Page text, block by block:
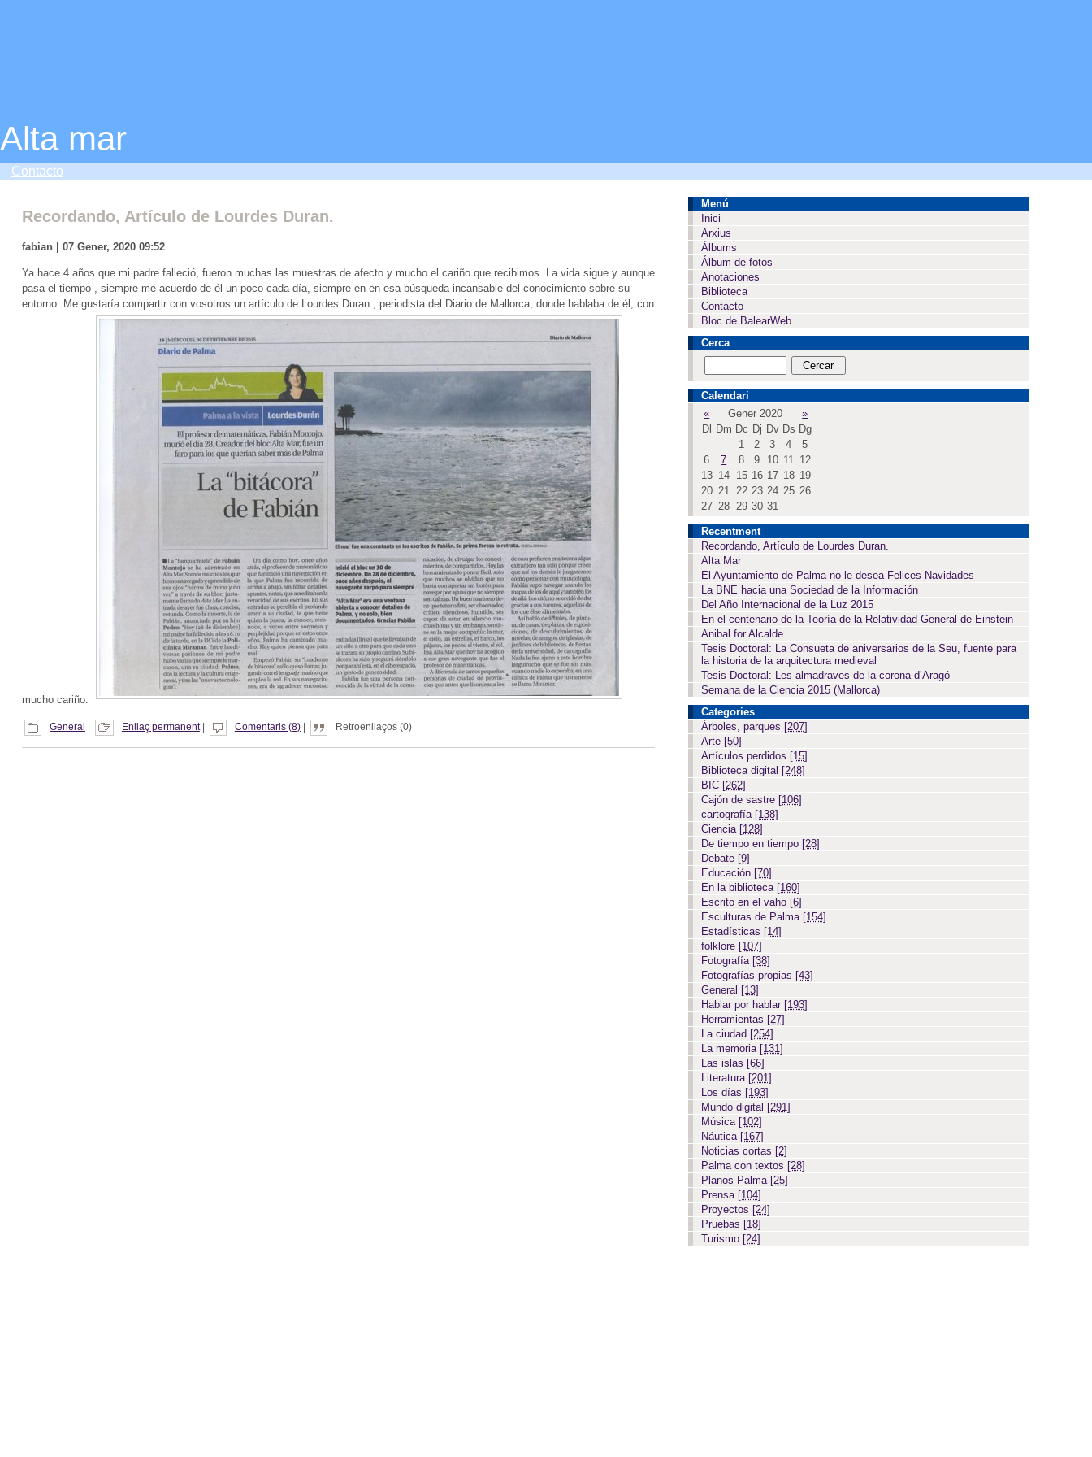
Alta mar
Contacto
Recordando, Artículo de Lourdes Duran.
fabian | 07 Gener, 2020 09:52
Ya hace 4 años que mi padre falleció, fueron muchas las muestras de afecto y mucho el cariño que recibimos. La vida sigue y aunque
pasa el tiempo , siempre me acuerdo de él un poco cada día, siempre en en esa búsqueda incansable del conocimiento sobre su
entorno. Me gustaría compartir con vosotros un artículo de Lourdes Duran , periodista del Diario de Mallorca, donde hablaba de él, con
mucho cariño.
General | Enllaç permanent| Comentaris (8)| Retroenllaços (0)
Menú
Inici
Arxius
Àlbums
Álbum de fotos
Anotaciones
Biblioteca
Contacto
Bloc de BalearWeb
Cerca
Calendari
«
Gener 2020
»
Dl
Dm Dc Dj Dv Ds Dg
1
2 3 4
5
6
7 8 9 10 11 12
13 14 15 16 17 18 19
20 21 22 23 24 25 26
27 28 29 30 31
Recentment
Recordando, Artículo de Lourdes Duran.
Alta Mar
El Ayuntamiento de Palma no le desea Felices Navidades
La BNE hacia una Sociedad de la Información
Del Año Internacional de la Luz 2015
En el centenario de la Teoría de la Relatividad General de Einstein
Anibal for Alcalde
Tesis Doctoral: La Consueta de aniversarios de la Seu, fuente para
la historia de la arquitectura medieval
Tesis Doctoral: Les almadraves de la corona d’Aragó
Semana de la Ciencia 2015 (Mallorca)
Categories
Árboles, parques [207]
Arte [50]
Artículos perdidos [15]
Biblioteca digital [248]
BIC [262]
Cajón de sastre [106]
cartografía [138]
Ciencia [128]
De tiempo en tiempo [28]
Debate [9]
Educación [70]
En la biblioteca [160]
Escrito en el vaho [6]
Esculturas de Palma [154]
Estadísticas [14]
folklore [107]
Fotografía [38]
Fotografías propias [43]
General [13]
Hablar por hablar [193]
Herramientas [27]
La ciudad [254]
La memoria [131]
Las islas [66]
Literatura [201]
Los días [193]
Mundo digital [291]
Música [102]
Náutica [167]
Noticias cortas [2]
Palma con textos [28]
Planos Palma [25]
Prensa [104]
Proyectos [24]
Pruebas [18]
Turismo [24]